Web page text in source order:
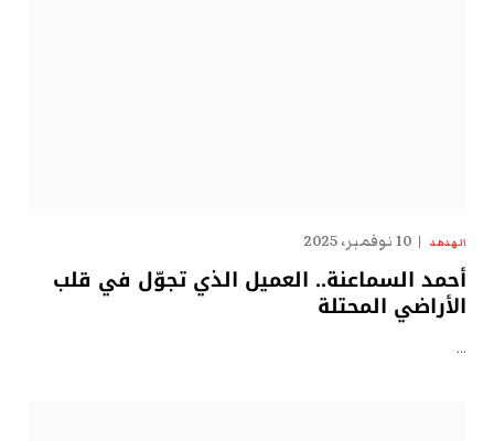
الهدهد 10 نوفمبر، 2025
أحمد السماعنة.. العميل الذي تجوّل في قلب
الأراضي المحتلة
…